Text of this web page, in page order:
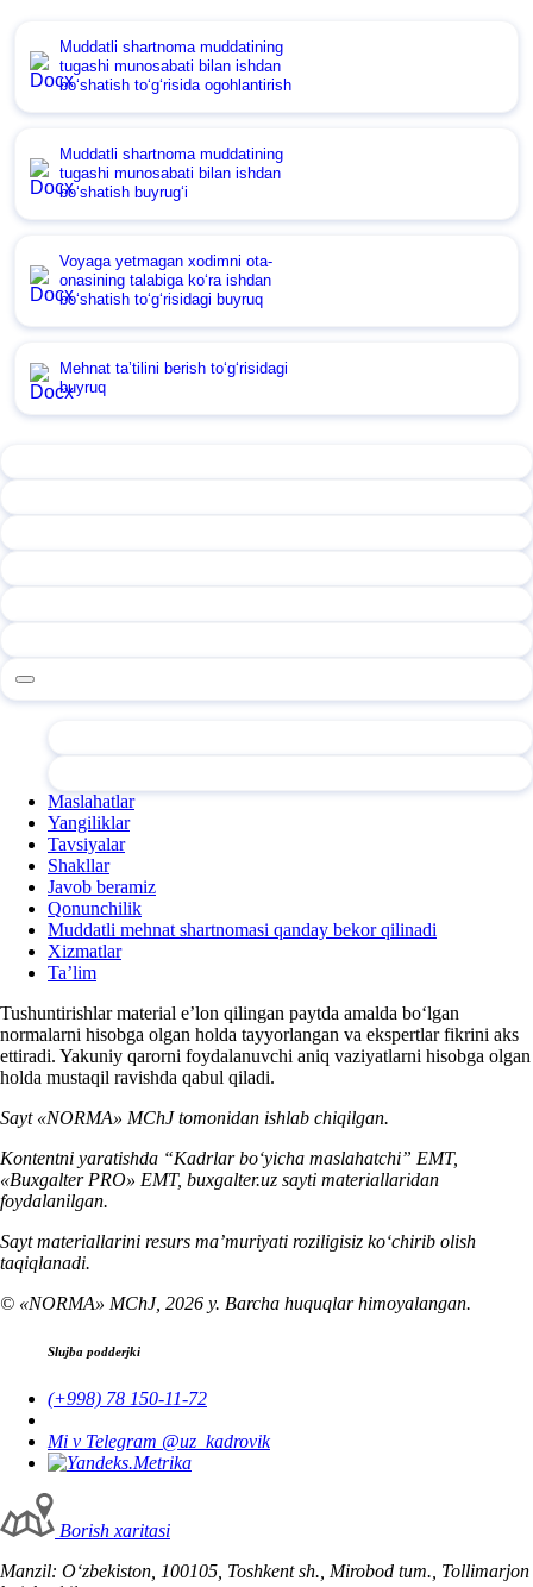
Muddatli shartnoma muddatining
tugashi munosabati bilan ishdan
boʻshatish toʻgʻrisida ogohlantirish
Muddatli shartnoma muddatining
tugashi munosabati bilan ishdan
boʻshatish buyrugʻi
Voyaga yetmagan хodimni ota-
onasining talabiga koʻra ishdan
boʻshatish toʻgʻrisidagi buyruq
Mehnat ta’tilini berish toʻgʻrisidagi
buyruq
Maslahatlar
Yangiliklar
Tavsiyalar
Shakllar
Javob beramiz
Qonunchilik
Muddatli mehnat shartnomasi qanday bekor qilinadi
Xizmatlar
Ta’lim
Tushuntirishlar material e’lon qilingan paytda amalda boʻlgan
normalarni hisobga olgan holda tayyorlangan va ekspertlar fikrini aks
ettiradi. Yakuniy qarorni foydalanuvchi aniq vaziyatlarni hisobga olgan
holda mustaqil ravishda qabul qiladi.
Sayt «NORMA» MChJ tomonidan ishlab chiqilgan.
Kontentni yaratishda “Kadrlar boʻyicha maslahatchi” EMT,
«Buxgalter PRO» EMT, buxgalter.uz sayti materiallaridan
foydalanilgan.
Sayt materiallarini resurs ma’muriyati roziligisiz koʻchirib olish
taqiqlanadi.
© «NORMA» MChJ, 2026 y. Barcha huquqlar himoyalangan.
Slujba podderjki
(+998) 78 150-11-72
Mi v Telegram @uz_kadrovik
Borish хaritasi
Manzil: Oʻzbekiston, 100105, Toshkent sh., Mirobod tum., Tollimarjon